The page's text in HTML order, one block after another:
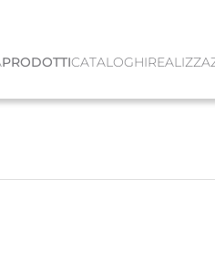
PRODOTTICATALOGHI